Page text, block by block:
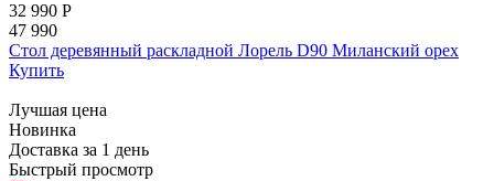
32 990 Р
47 990
Стол деревянный раскладной Лорель D90 Миланский орех
Купить
Лучшая цена
Новинка
Доставка за 1 день
Быстрый просмотр